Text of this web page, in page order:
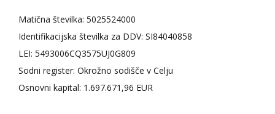
Matična številka: 5025524000
Identifikacijska številka za DDV: SI84040858
LEI: 5493006CQ3575UJ0G809
Sodni register: Okrožno sodišče v Celju
Osnovni kapital: 1.697.671,96 EUR